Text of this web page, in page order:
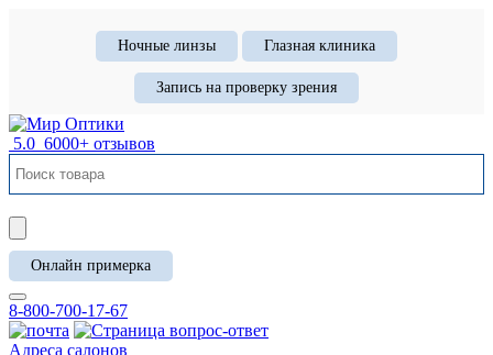
Ночные линзы Глазная клиника
Запись на проверку зрения
5.0 6000+ отзывов
Онлайн примерка
8-800-700-17-67
Адреса салонов